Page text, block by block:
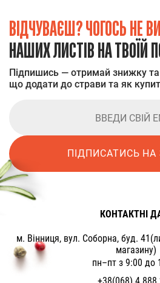
ВІДЧУВАЄШ? ЧОГОСЬ НЕ
НАШИХ ЛИСТІВ НА ТВОЇЙ
Підпишись — отримай знижку
що додати до страви та як
ПІДПИСАТИСЬ
КОНТАКТНІ
м. Вінниця, вул. Соборна, буд.
магазину)
пн–пт з 9:00 до